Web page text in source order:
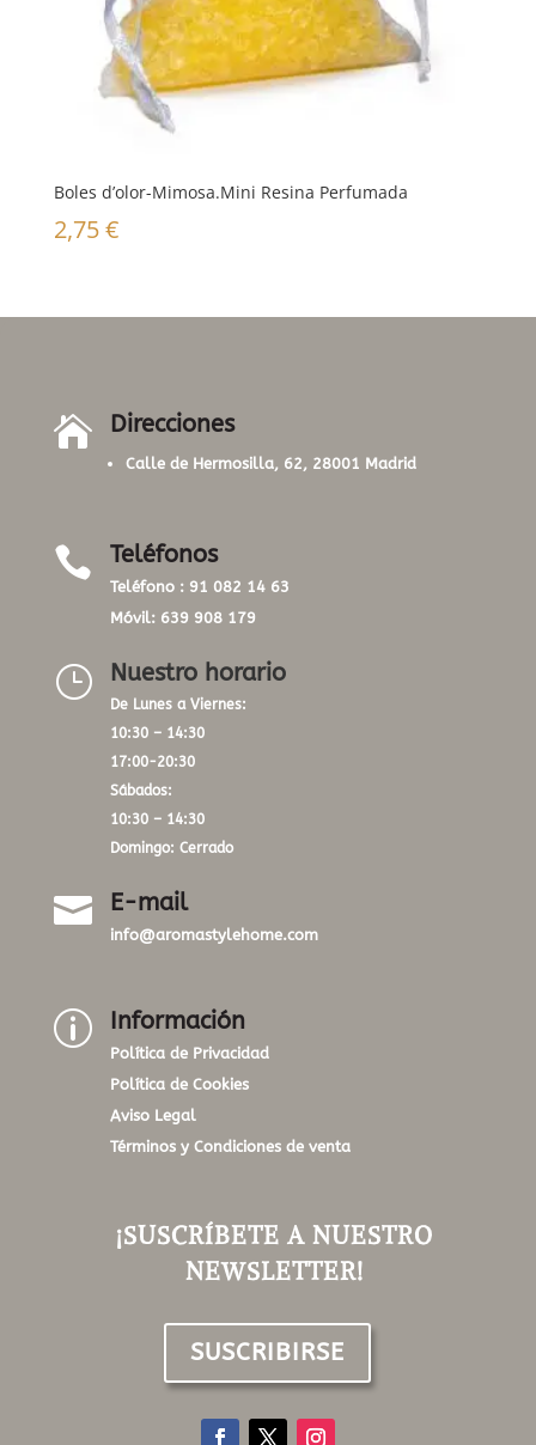
Boles d’olor-Mimosa.Mini Resina Perfumada
2,75€
 Direcciones
Calle de Hermosilla, 62, 28001 Madrid
 Teléfonos
Teléfono : 91 082 14 63
Móvil: 639 908 179
} Nuestro horario
De Lunes a Viernes:
10:30 – 14:30
17:00-20:30
Sábados:
10:30 – 14:30
Domingo: Cerrado
 E-mail
info@aromastylehome.com
p Información
Política de Privacidad
Política de Cookies
Aviso Legal
Términos y Condiciones de venta
¡SUSCRÍBETE A NUESTRO
NEWSLETTER!
SUSCRIBIRSE